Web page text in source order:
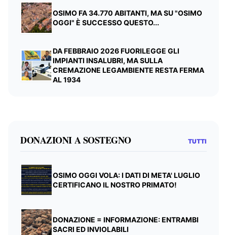
OSIMO FA 34.770 ABITANTI, MA SU "OSIMO
OGGI" È SUCCESSO QUESTO...
DA FEBBRAIO 2026 FUORILEGGE GLI
IMPIANTI INSALUBRI, MA SULLA
CREMAZIONE LEGAMBIENTE RESTA FERMA
AL 1934
DONAZIONI A SOSTEGNO TUTTI
OSIMO OGGI VOLA: I DATI DI META' LUGLIO
CERTIFICANO IL NOSTRO PRIMATO!
DONAZIONE = INFORMAZIONE: ENTRAMBI
SACRI ED INVIOLABILI